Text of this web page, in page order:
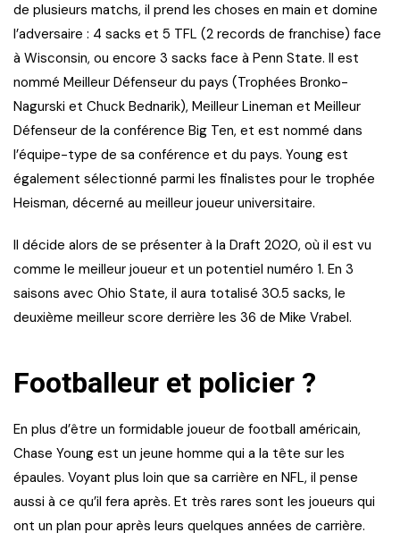
de plusieurs matchs, il prend les choses en main et domine
l’adversaire : 4 sacks et 5 TFL (2 records de franchise) face
à Wisconsin, ou encore 3 sacks face à Penn State. Il est
nommé Meilleur Défenseur du pays (Trophées Bronko-
Nagurski et Chuck Bednarik), Meilleur Lineman et Meilleur
Défenseur de la conférence Big Ten, et est nommé dans
l’équipe-type de sa conférence et du pays. Young est
également sélectionné parmi les finalistes pour le trophée
Heisman, décerné au meilleur joueur universitaire.
Il décide alors de se présenter à la Draft 2020, où il est vu
comme le meilleur joueur et un potentiel numéro 1. En 3
saisons avec Ohio State, il aura totalisé 30.5 sacks, le
deuxième meilleur score derrière les 36 de Mike Vrabel.
Footballeur et policier ?
En plus d’être un formidable joueur de football américain,
Chase Young est un jeune homme qui a la tête sur les
épaules. Voyant plus loin que sa carrière en NFL, il pense
aussi à ce qu’il fera après. Et très rares sont les joueurs qui
ont un plan pour après leurs quelques années de carrière.